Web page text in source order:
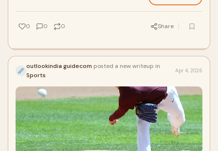
0 0 0 Share
outlookindia guidecom posted a new writeup in
Sports
Apr 4, 2026